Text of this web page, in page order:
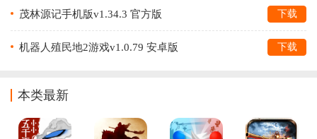
茂林源记手机版v1.34.3 官方版 下载
机器人殖民地2游戏v1.0.79 安卓版 下载
本类最新